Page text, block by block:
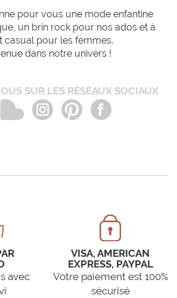
pour vous une mode enfantine
un brin rock pour nos ados et à
casual pour les femmes.
dans notre univers !
SUR LES RÉSEAUX SOCIAUX
avec
VISA, AMERICAN
EXPRESS, PAYPAL
Votre paiement est 100%
sécurisé